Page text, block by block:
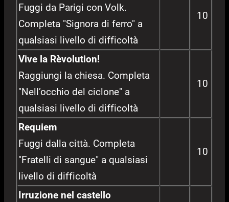
Fuggi da Parigi con Volk.
Completa "Signora di ferro" a
qualsiasi livello di difficoltà
10
Vive la Rèvolution!
Raggiungi la chiesa. Completa
"Nell’occhio del ciclone" a
qualsiasi livello di difficoltà
10
Requiem
Fuggi dalla città. Completa
"Fratelli di sangue" a qualsiasi
livello di difficoltà
10
Irruzione nel castello